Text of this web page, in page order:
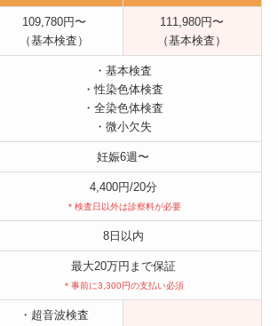
109,780円〜
（基本検査）
111,980円〜
（基本検査）
・基本検査
・性染色体検査
・全染色体検査
・微小欠失
妊娠6週〜
4,400円/20分
＊検査日以外は診察料が必要
8日以内
最大20万円まで保証
＊事前に3,300円の支払い必須
・超音波検査